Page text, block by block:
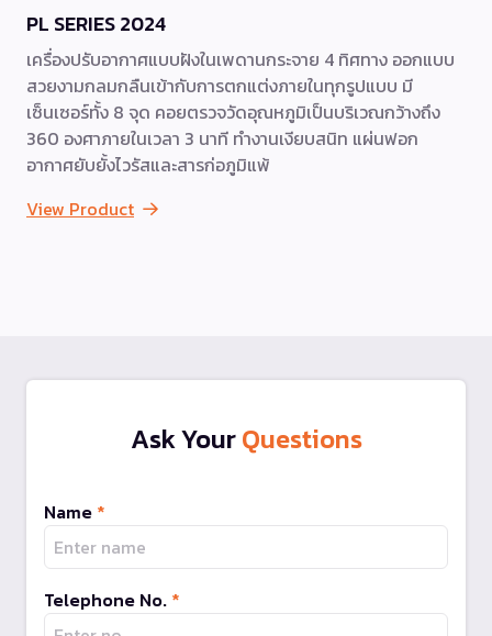
PL SERIES 2024
เครื่องปรับอากาศแบบฝังในเพดานกระจาย 4 ทิศทาง ออกแบบ
สวยงามกลมกลืนเข้ากับการตกแต่งภายในทุกรูปแบบ มี
เซ็นเซอร์ทั้ง 8 จุด คอยตรวจวัดอุณหภูมิเป็นบริเวณกว้างถึง
360 องศาภายในเวลา 3 นาที ทำงานเงียบสนิท แผ่นฟอก
อากาศยับยั้งไวรัสและสารก่อภูมิแพ้
View Product
Ask YourQuestions
Name *
Telephone No. *